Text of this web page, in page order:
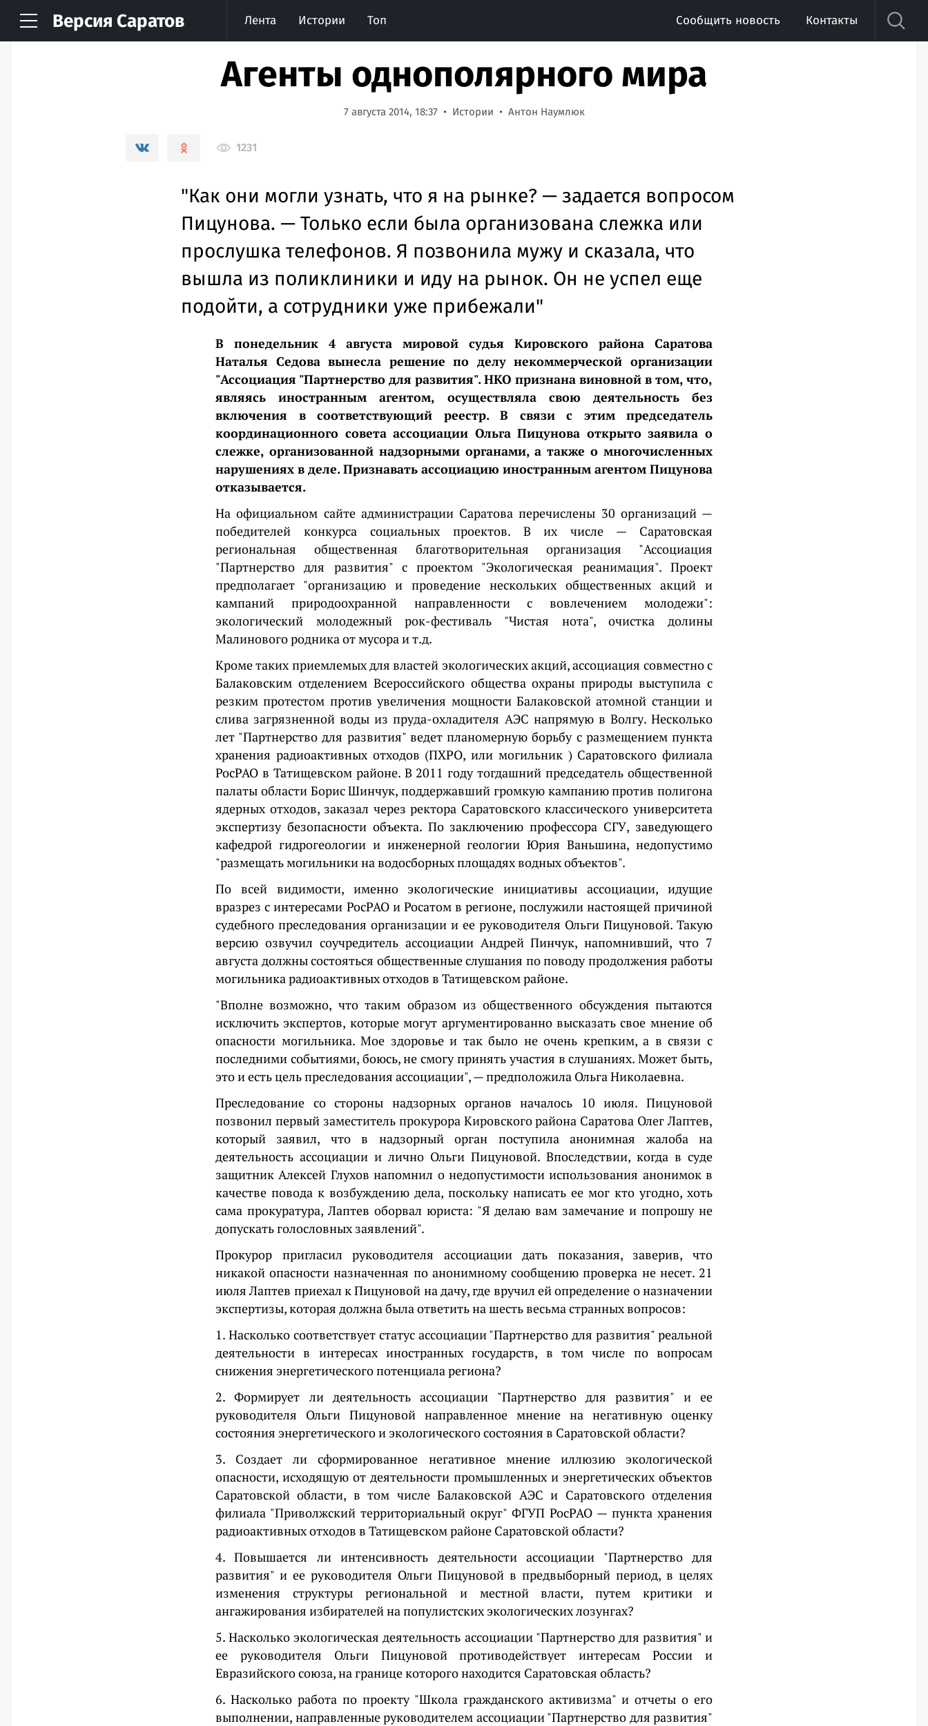
Версия Саратов Лента Истории Топ Сообщить новость Контакты
Агенты однополярного мира
7 августа 2014, 18:37 Истории Антон Наумлюк
1231
"Как они могли узнать, что я на рынке? — задается вопросом
Пицунова. — Только если была организована слежка или
прослушка телефонов. Я позвонила мужу и сказала, что
вышла из поликлиники и иду на рынок. Он не успел еще
подойти, а сотрудники уже прибежали"
В понедельник 4 августа мировой судья Кировского района Саратова
Наталья Седова вынесла решение по делу некоммерческой организации
"Ассоциация "Партнерство для развития". НКО признана виновной в том, что,
являясь иностранным агентом, осуществляла свою деятельность без
включения в соответствующий реестр. В связи с этим председатель
координационного совета ассоциации Ольга Пицунова открыто заявила о
слежке, организованной надзорными органами, а также о многочисленных
нарушениях в деле. Признавать ассоциацию иностранным агентом Пицунова
отказывается.
На официальном сайте администрации Саратова перечислены 30 организаций —
победителей конкурса социальных проектов. В их числе — Саратовская
региональная общественная благотворительная организация "Ассоциация
"Партнерство для развития" с проектом "Экологическая реанимация". Проект
предполагает "организацию и проведение нескольких общественных акций и
кампаний природоохранной направленности с вовлечением молодежи":
экологический молодежный рок-фестиваль "Чистая нота", очистка долины
Малинового родника от мусора и т.д.
Кроме таких приемлемых для властей экологических акций, ассоциация совместно с
Балаковским отделением Всероссийского общества охраны природы выступила с
резким протестом против увеличения мощности Балаковской атомной станции и
слива загрязненной воды из пруда-охладителя АЭС напрямую в Волгу. Несколько
лет "Партнерство для развития" ведет планомерную борьбу с размещением пункта
хранения радиоактивных отходов (ПХРО, или могильник ) Саратовского филиала
РосРАО в Татищевском районе. В 2011 году тогдашний председатель общественной
палаты области Борис Шинчук, поддержавший громкую кампанию против полигона
ядерных отходов, заказал через ректора Саратовского классического университета
экспертизу безопасности объекта. По заключению профессора СГУ, заведующего
кафедрой гидрогеологии и инженерной геологии Юрия Ваньшина, недопустимо
"размещать могильники на водосборных площадях водных объектов".
По всей видимости, именно экологические инициативы ассоциации, идущие
вразрез с интересами РосРАО и Росатом в регионе, послужили настоящей причиной
судебного преследования организации и ее руководителя Ольги Пицуновой. Такую
версию озвучил соучредитель ассоциации Андрей Пинчук, напомнивший, что 7
августа должны состояться общественные слушания по поводу продолжения работы
могильника радиоактивных отходов в Татищевском районе.
"Вполне возможно, что таким образом из общественного обсуждения пытаются
исключить экспертов, которые могут аргументированно высказать свое мнение об
опасности могильника. Мое здоровье и так было не очень крепким, а в связи с
последними событиями, боюсь, не смогу принять участия в слушаниях. Может быть,
это и есть цель преследования ассоциации", — предположила Ольга Николаевна.
Преследование со стороны надзорных органов началось 10 июля. Пицуновой
позвонил первый заместитель прокурора Кировского района Саратова Олег Лаптев,
который заявил, что в надзорный орган поступила анонимная жалоба на
деятельность ассоциации и лично Ольги Пицуновой. Впоследствии, когда в суде
защитник Алексей Глухов напомнил о недопустимости использования анонимок в
качестве повода к возбуждению дела, поскольку написать ее мог кто угодно, хоть
сама прокуратура, Лаптев оборвал юриста: "Я делаю вам замечание и попрошу не
допускать голословных заявлений".
Прокурор пригласил руководителя ассоциации дать показания, заверив, что
никакой опасности назначенная по анонимному сообщению проверка не несет. 21
июля Лаптев приехал к Пицуновой на дачу, где вручил ей определение о назначении
экспертизы, которая должна была ответить на шесть весьма странных вопросов:
1. Насколько соответствует статус ассоциации "Партнерство для развития" реальной
деятельности в интересах иностранных государств, в том числе по вопросам
снижения энергетического потенциала региона?
2. Формирует ли деятельность ассоциации "Партнерство для развития" и ее
руководителя Ольги Пицуновой направленное мнение на негативную оценку
состояния энергетического и экологического состояния в Саратовской области?
3. Создает ли сформированное негативное мнение иллюзию экологической
опасности, исходящую от деятельности промышленных и энергетических объектов
Саратовской области, в том числе Балаковской АЭС и Саратовского отделения
филиала "Приволжский территориальный округ" ФГУП РосРАО — пункта хранения
радиоактивных отходов в Татищевском районе Саратовской области?
4. Повышается ли интенсивность деятельности ассоциации "Партнерство для
развития" и ее руководителя Ольги Пицуновой в предвыборный период, в целях
изменения структуры региональной и местной власти, путем критики и
ангажирования избирателей на популистских экологических лозунгах?
5. Насколько экологическая деятельность ассоциации "Партнерство для развития" и
ее руководителя Ольги Пицуновой противодействует интересам России и
Евразийского союза, на границе которого находится Саратовская область?
6. Насколько работа по проекту "Школа гражданского активизма" и отчеты о его
выполнении, направленные руководителем ассоциации "Партнерство для развития"